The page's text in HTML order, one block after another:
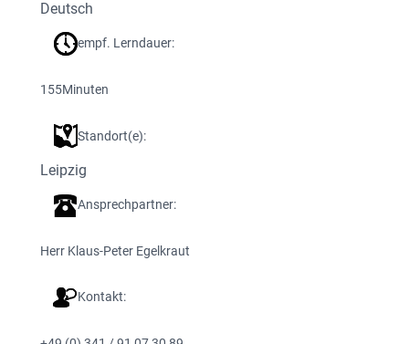
Deutsch
empf. Lerndauer:
155Minuten
Standort(e):
Leipzig
Ansprechpartner:
Herr Klaus-Peter Egelkraut
Kontakt: